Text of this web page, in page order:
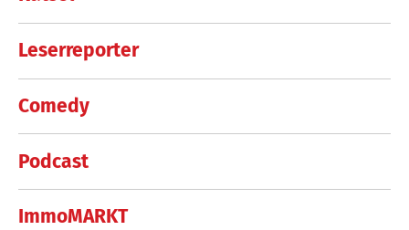
Leserreporter
Comedy
Podcast
ImmoMARKT